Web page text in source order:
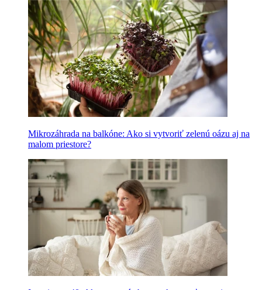
Mikrozáhrada na balkóne: Ako si vytvoriť zelenú oázu aj na
malom priestore?